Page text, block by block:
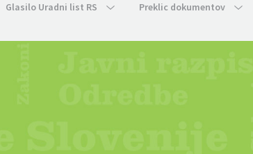
Glasilo Uradni list RS Preklic dokumentov